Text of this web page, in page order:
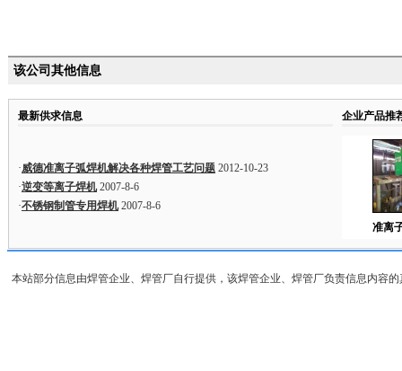
该公司其他信息
最新供求信息 企业产品推
·威德准离子弧焊机解决各种焊管工艺问题 2012-10-23
·逆变等离子焊机2007-8-6
·不锈钢制管专用焊机2007-8-6
准离
本站部分信息由焊管企业、焊管厂自行提供，该焊管企业、焊管厂负责信息内容